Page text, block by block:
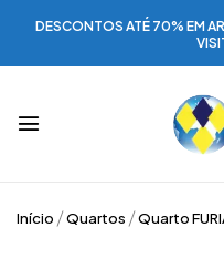
DESCONTOS ATÉ 70% EM
Início Quartos Quarto